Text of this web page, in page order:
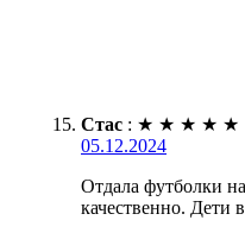
Стас : ★ ★ ★ ★ ★
05.12.2024
Отдала футболки
качественно. Дети